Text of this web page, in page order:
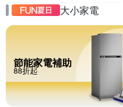
大小家電
節能家電補助
88折起